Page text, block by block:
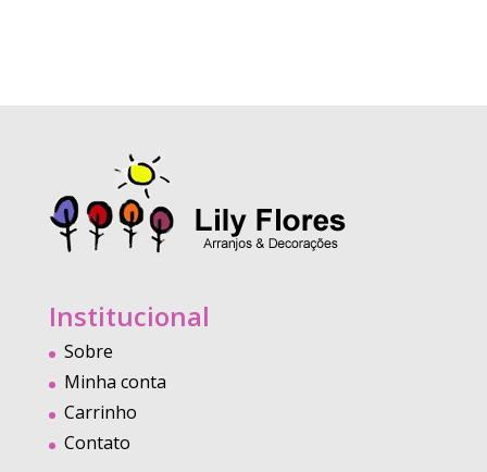
Institucional
Sobre
Minha conta
Carrinho
Contato